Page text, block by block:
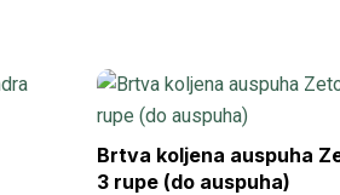
Brtva koljena auspuha
3 rupe (do auspuha)